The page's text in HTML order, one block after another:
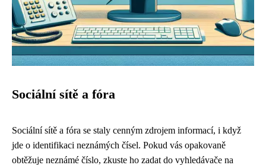
Sociální sítě a fóra
Sociální sítě a fóra se staly cenným zdrojem informací, i když
jde o identifikaci neznámých čísel. Pokud vás opakovaně
obtěžuje neznámé číslo, zkuste ho zadat do vyhledávače na